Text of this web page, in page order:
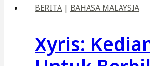
BERITA | BAHASA MALAYSIA
Xyris: